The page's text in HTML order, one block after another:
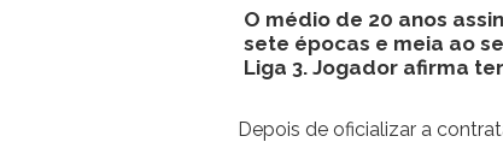
O médio de 20 anos
sete épocas e meia ao
Liga 3. Jogador afirma
Depois de oficializar a